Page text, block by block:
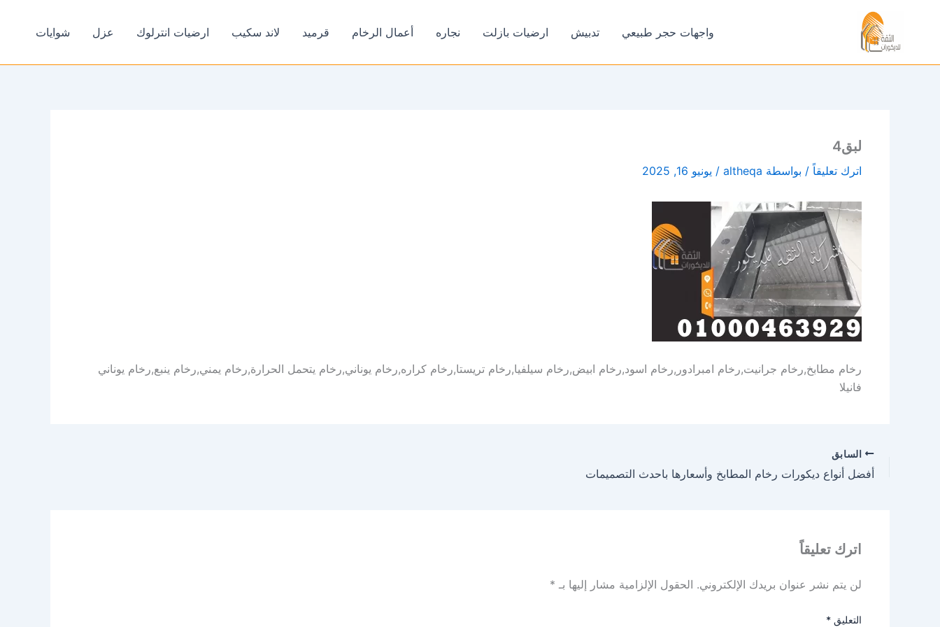
واجهات حجر طبيعي تدبيش ارضيات بازلت نجاره أعمال الرخام قرميد لاند سكيب ارضيات انترلوك عزل شوايات
لبق4
اترك تعليقاً / بواسطة altheqa
/ يونيو 16, 2025
رخام مطابخ,رخام جرانيت,رخام امبرادور,رخام اسود,رخام ابيض,رخام سيلفيا,رخام تريستا,رخام كراره,رخام يوناني,رخام يتحمل الحرارة,رخام يمني,رخام ينبع,رخام يوناني
فانيلا
السابق
أفضل أنواع ديكورات رخام المطابخ وأسعارها باحدث التصميمات
اترك تعليقاً
لن يتم نشر عنوان بريدك الإلكتروني. الحقول الإلزامية مشار إليها بـ *
التعليق *